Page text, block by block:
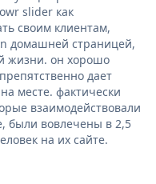
slider как
своим клиентам,
домашней страницей,
жизни. он хорошо
дает
месте. фактически
взаимодействовали
были вовлечены в 2,5
на их сайте.